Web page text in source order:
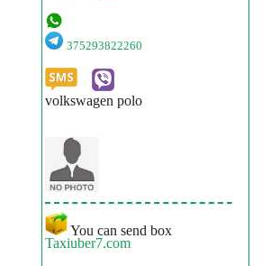
375293822260
volkswagen polo
You can send box
Taxiuber7.com